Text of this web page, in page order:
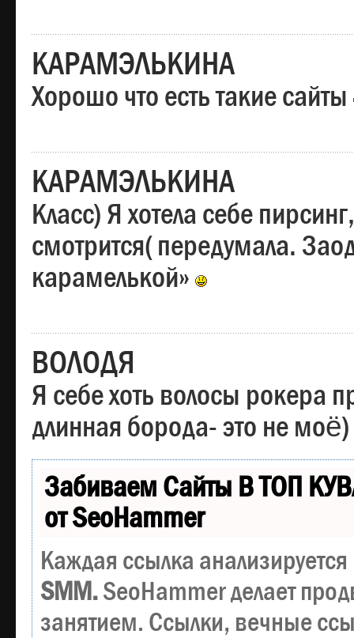
КАРАМЭЛЬКИНА
Хорошо что есть такие сайты
КАРАМЭЛЬКИНА
Класс) Я хотела себе
смотрится( передумала.
карамелькой»
ВОЛОДЯ
Я себе хоть волосы рокера
длинная борода- это не моё)
Забиваем Сайты В ТОП
от SeoHammer
Каждая ссылка
SMM.SeoHammer делает
занятием. Ссылки, вечные